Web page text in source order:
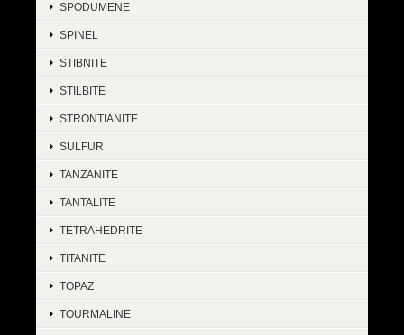
SPODUMENE
SPINEL
STIBNITE
STILBITE
STRONTIANITE
SULFUR
TANZANITE
TANTALITE
TETRAHEDRITE
TITANITE
TOPAZ
TOURMALINE